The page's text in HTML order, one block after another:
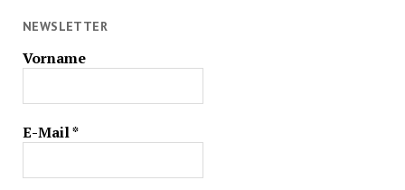
NEWSLETTER
Vorname
E-Mail*